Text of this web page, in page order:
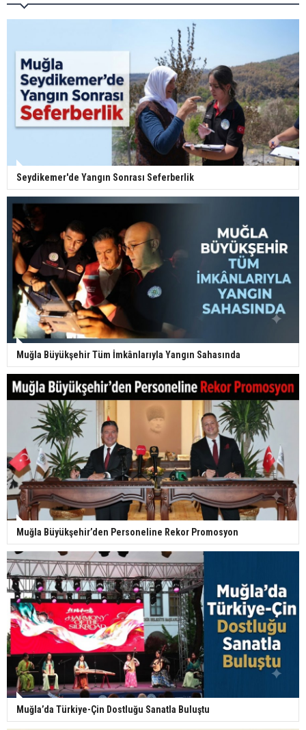
Seydikemer'de Yangın Sonrası Seferberlik
Muğla Büyükşehir Tüm İmkânlarıyla Yangın Sahasında
Muğla Büyükşehir’den Personeline Rekor Promosyon
Muğla’da Türkiye-Çin Dostluğu Sanatla Buluştu